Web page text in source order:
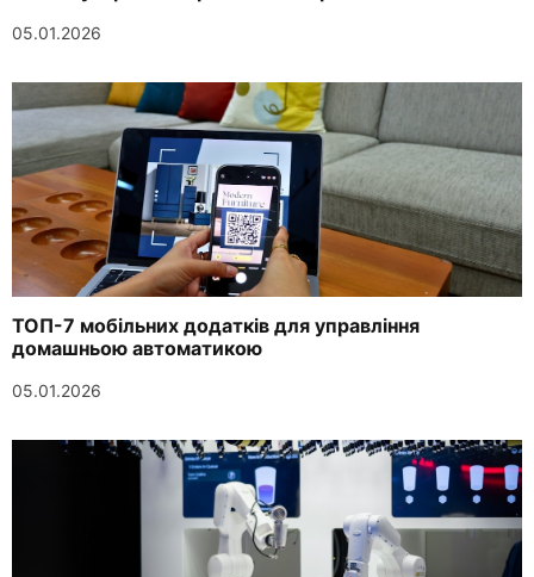
05.01.2026
ТОП-7 мобільних додатків для управління
домашньою автоматикою
05.01.2026